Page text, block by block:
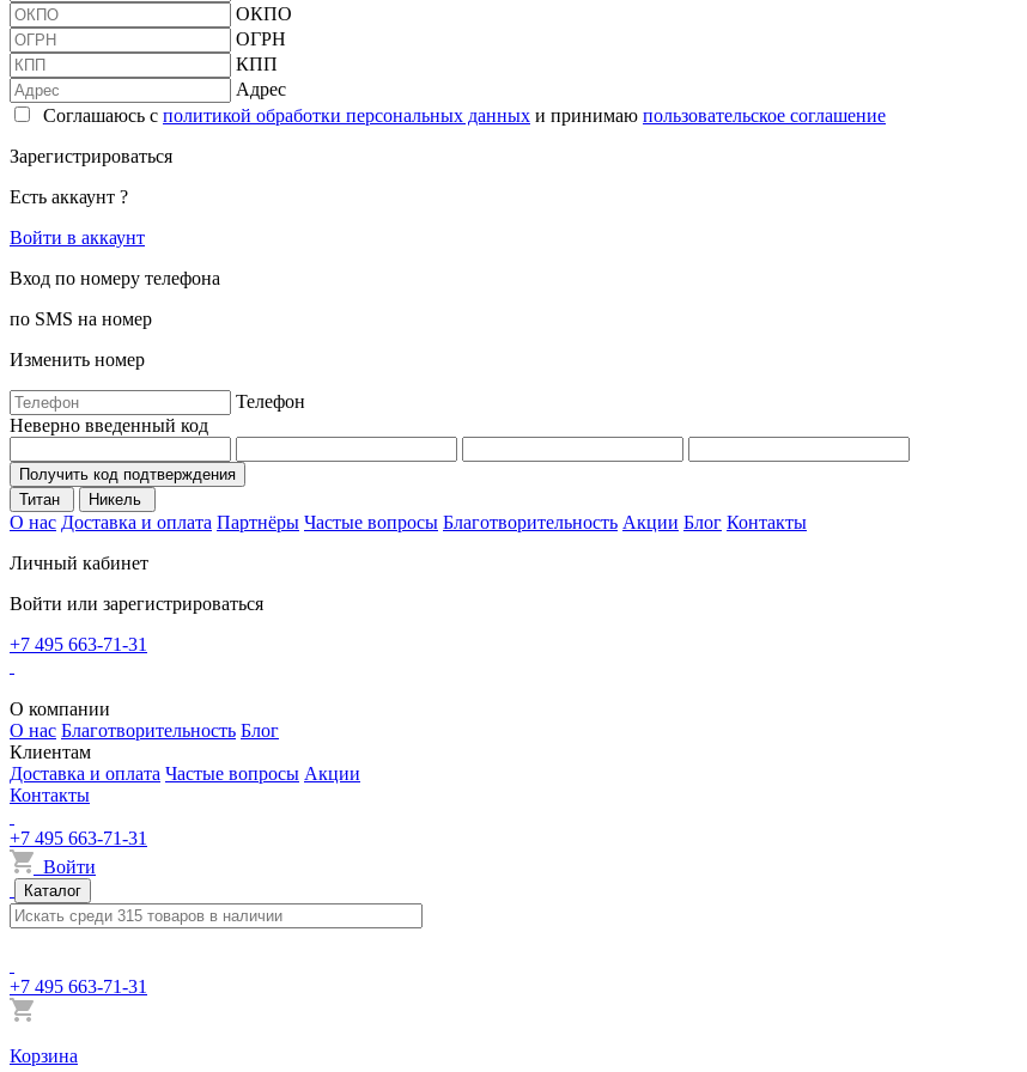
ОКПО
ОГРН
КПП
Адрес
Соглашаюсь с политикой обработки персональных данных и принимаю пользовательское соглашение
Зарегистрироваться
Есть аккаунт ?
Войти в аккаунт
Вход по номеру телефона
по SMS на номер
Изменить номер
Телефон
Неверно введенный код
Получить код подтверждения
Титан
Никель
О нас Доставка и оплата Партнёры Частые вопросы Благотворительность Акции Блог Контакты
Личный кабинет
Войти или зарегистрироваться
+7 495 663-71-31
О компании
О нас Благотворительность Блог
Клиентам
Доставка и оплата Частые вопросы Акции
Контакты
+7 495 663-71-31
Войти
Каталог
+7 495 663-71-31
Корзина